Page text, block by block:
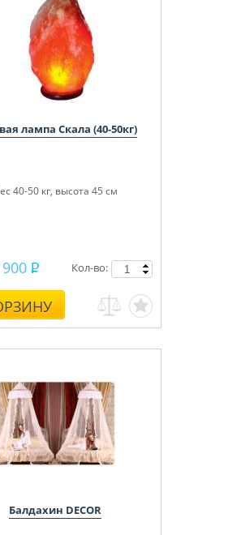
лампа Скала (40-50кг)
40-50 кг, высота 45 см
Кол-во:
Балдахин DECOR